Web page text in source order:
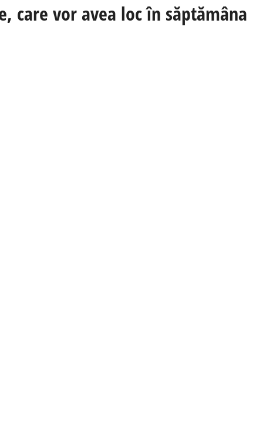
care vor avea loc în săptămâna